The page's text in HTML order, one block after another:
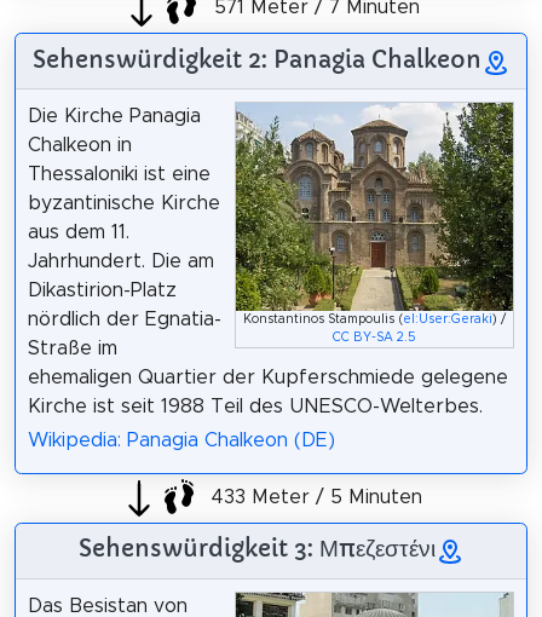
571 Meter / 7 Minuten
Sehenswürdigkeit 2: Panagia Chalkeon
Konstantinos Stampoulis ( el:User:Geraki ) /
CC BY-SA 2.5
Die Kirche Panagia
Chalkeon in
Thessaloniki ist eine
byzantinische Kirche
aus dem 11.
Jahrhundert. Die am
Dikastirion-Platz
nördlich der Egnatia-
Straße im
ehemaligen Quartier der Kupferschmiede gelegene
Kirche ist seit 1988 Teil des UNESCO-Welterbes.
Wikipedia: Panagia Chalkeon (DE)
433 Meter / 5 Minuten
Sehenswürdigkeit 3: Μπεζεστένι
Das Besistan von